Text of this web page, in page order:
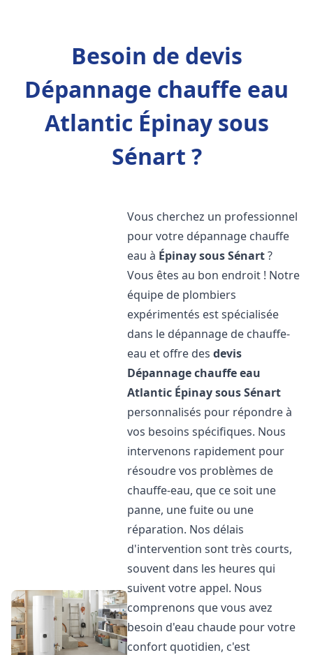
Besoin de devis
Dépannage chauffe eau
Atlantic Épinay sous
Sénart ?
Vous cherchez un professionnel
pour votre dépannage chauffe
eau à Épinay sous Sénart?
Vous êtes au bon endroit ! Notre
équipe de plombiers
expérimentés est spécialisée
dans le dépannage de chauffe-
eau et offre desdevis
Dépannage chauffe eau
Atlantic Épinay sous Sénart
personnalisés pour répondre à
vos besoins spécifiques. Nous
intervenons rapidement pour
résoudre vos problèmes de
chauffe-eau, que ce soit une
panne, une fuite ou une
réparation. Nos délais
d'intervention sont très courts,
souvent dans les heures qui
suivent votre appel. Nous
comprenons que vous avez
besoin d'eau chaude pour votre
confort quotidien, c'est